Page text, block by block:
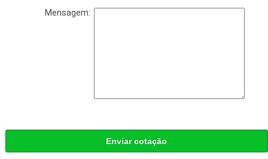
Mensagem:
Enviar cotação